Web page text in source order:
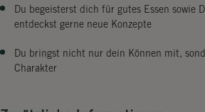
Du begeisterst dich für gutes Essen sowie
entdeckst gerne neue Konzepte
Du bringst nicht nur dein Können mit,
Charakter